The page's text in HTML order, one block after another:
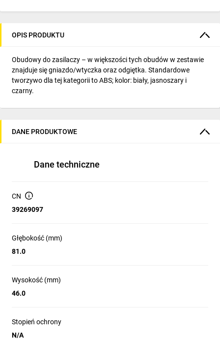
OPIS PRODUKTU
Obudowy do zasilaczy – w większości tych obudów w zestawie
znajduje się gniazdo/wtyczka oraz odgiętka. Standardowe
tworzywo dla tej kategorii to ABS; kolor: biały, jasnoszary i
czarny.
DANE PRODUKTOWE
Dane techniczne
CN
39269097
Głębokość (mm)
81.0
Wysokość (mm)
46.0
Stopień ochrony
N/A